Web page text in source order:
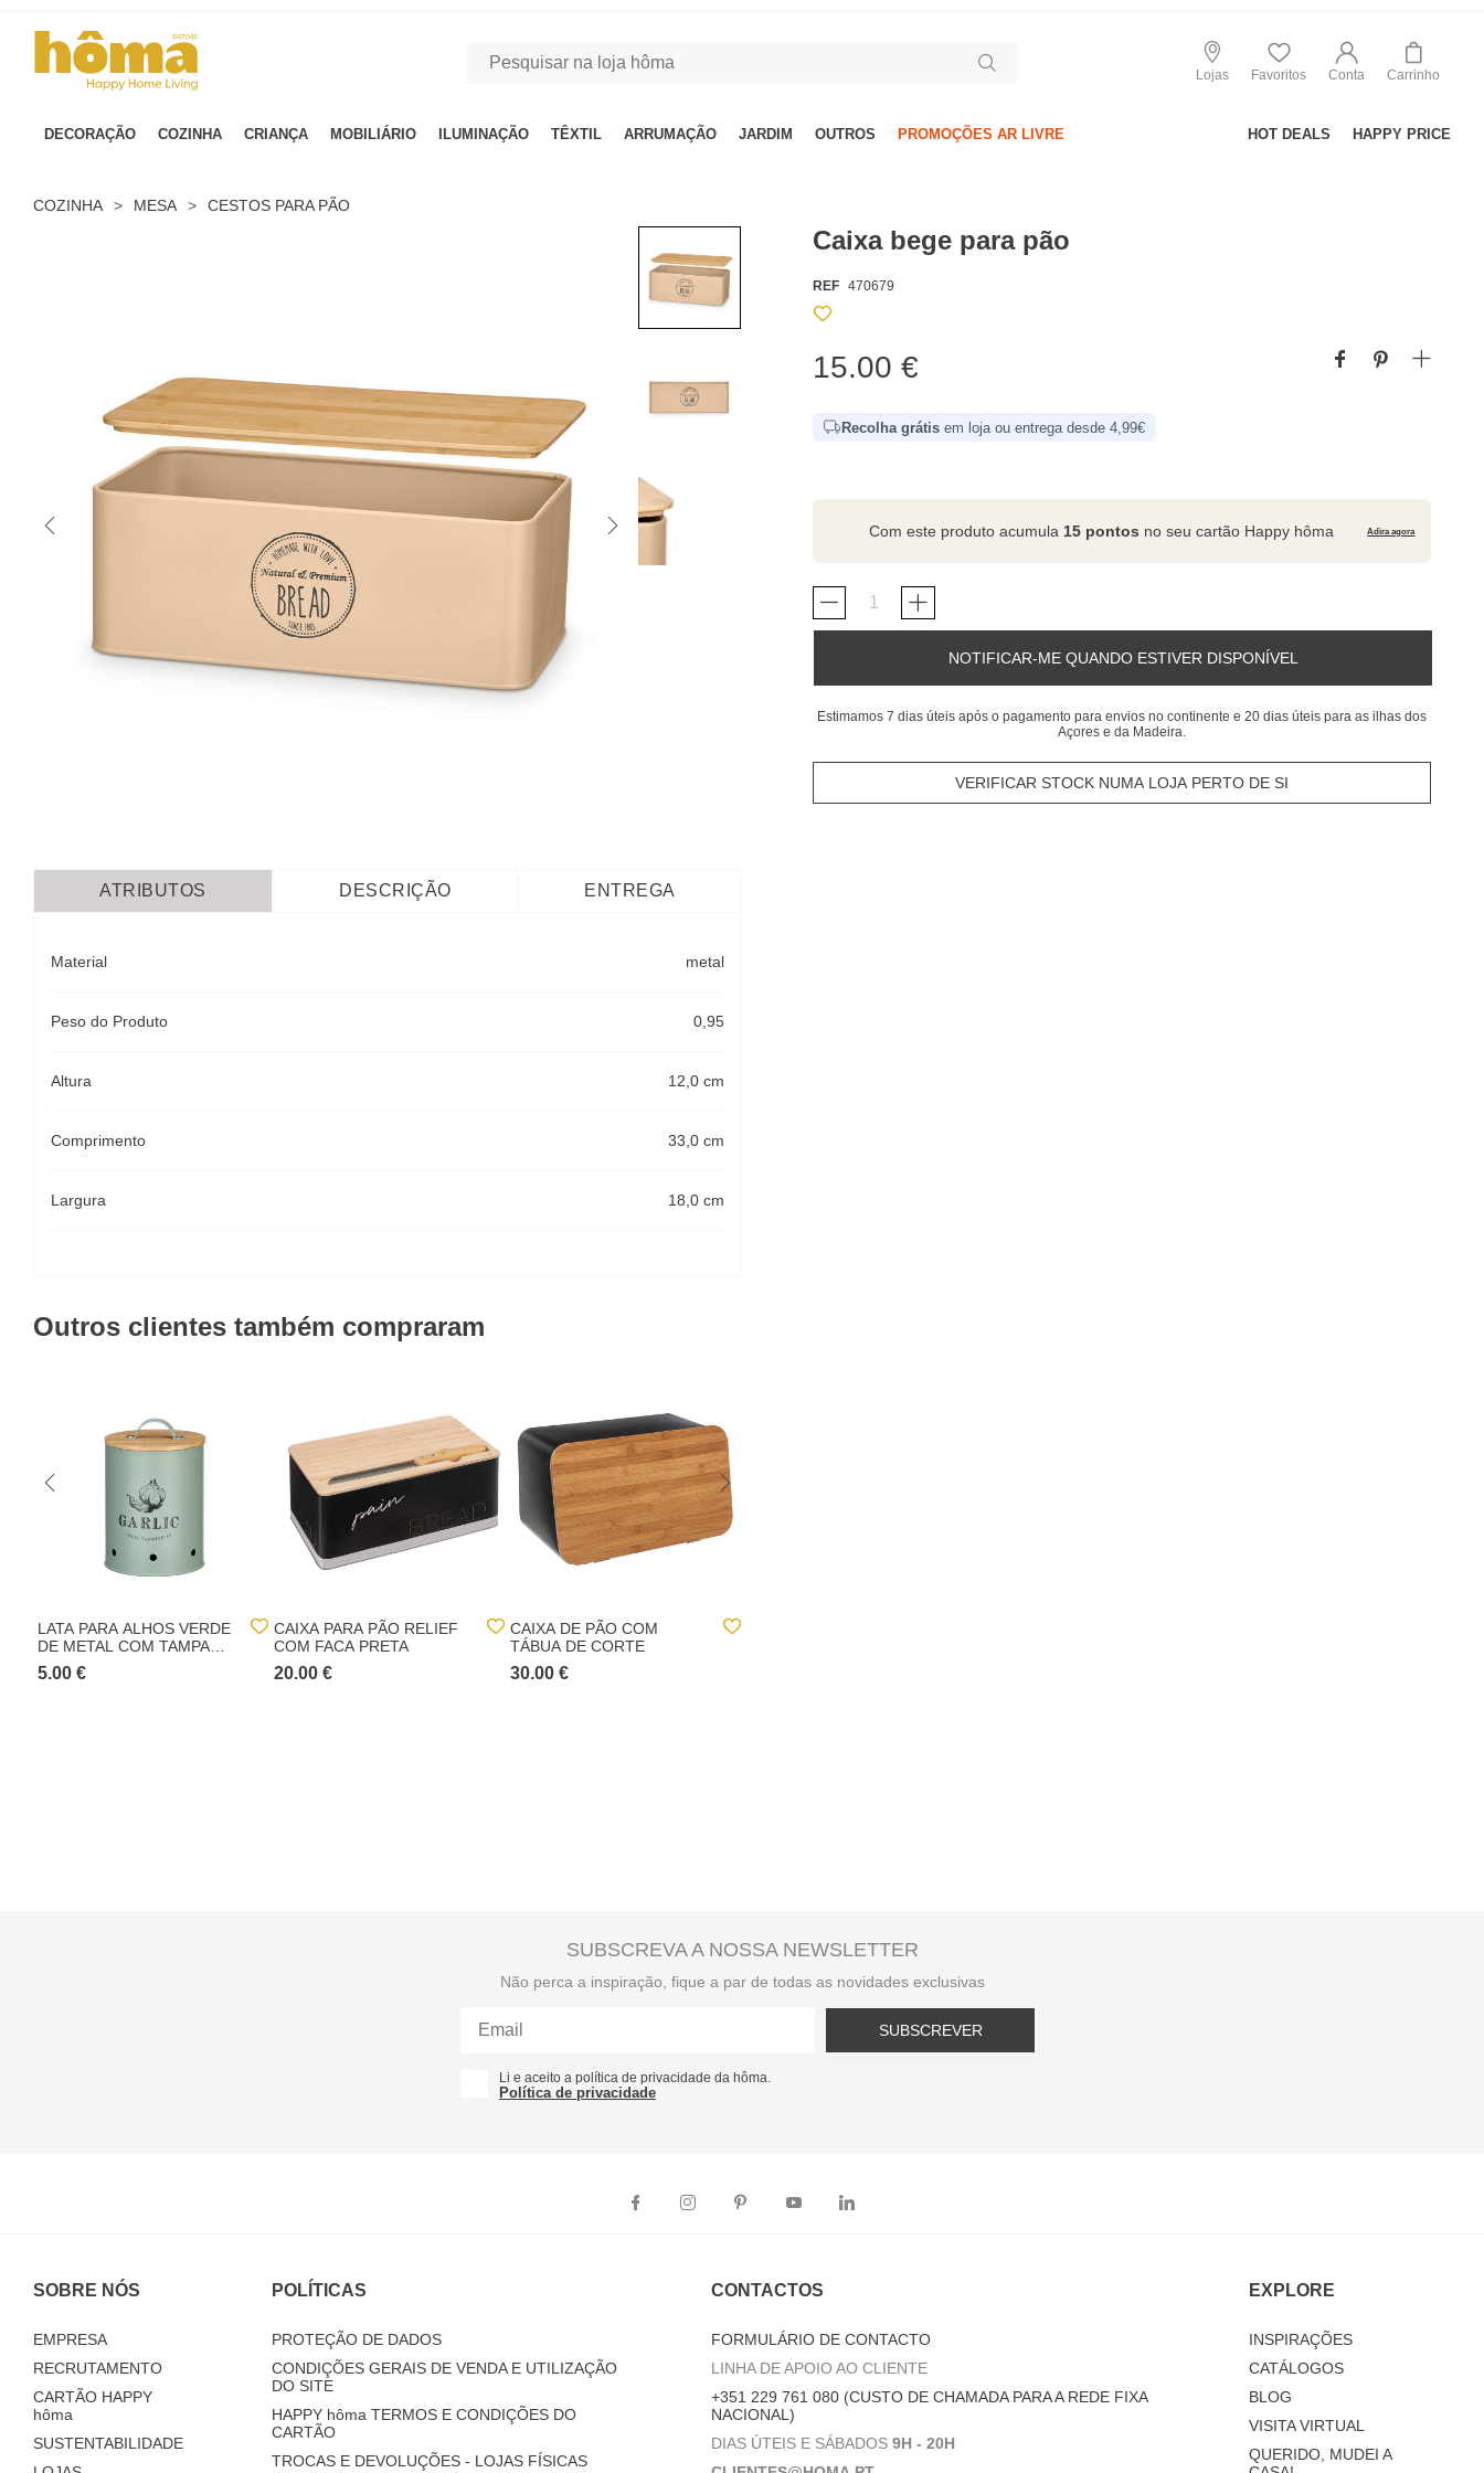
Lojas Favoritos Conta Carrinho
DECORAÇÃO COZINHA CRIANÇA MOBILIÁRIO ILUMINAÇÃO TÊXTIL ARRUMAÇÃO JARDIM OUTROS PROMOÇÕES AR LIVRE HOT DEALS HAPPY PRICE
COZINHA > MESA > CESTOS PARA PÃO
Caixa bege para pão
REF 470679
15.00 €
Recolha grátis em loja ou entrega desde 4,99€
Com este produto acumula 15 pontos no seu cartão Happy hôma Adira agora
NOTIFICAR-ME QUANDO ESTIVER DISPONÍVEL
Estimamos 7 dias úteis após o pagamento para envios no continente e 20 dias úteis para as ilhas dos
Açores e da Madeira.
VERIFICAR STOCK NUMA LOJA PERTO DE SI
ATRIBUTOS DESCRIÇÃO ENTREGA
Material metal
Peso do Produto 0,95
Altura 12,0 cm
Comprimento 33,0 cm
Largura 18,0 cm
Outros clientes também compraram
LATA PARA ALHOS VERDE
DE METAL COM TAMPA
BAMBU
5.00 €
CAIXA PARA PÃO RELIEF
COM FACA PRETA
20.00 €
CAIXA DE PÃO COM
TÁBUA DE CORTE
30.00 €
SUBSCREVA A NOSSA NEWSLETTER
Não perca a inspiração, fique a par de todas as novidades exclusivas
SUBSCREVER
Li e aceito a política de privacidade da hôma.
Política de privacidade
SOBRE NÓS
EMPRESA
RECRUTAMENTO
CARTÃO HAPPY
hôma
SUSTENTABILIDADE
POLÍTICAS
PROTEÇÃO DE DADOS
CONDIÇÕES GERAIS DE VENDA E UTILIZAÇÃO
DO SITE
HAPPY hôma TERMOS E CONDIÇÕES DO
CARTÃO
TROCAS E DEVOLUÇÕES - LOJAS FÍSICAS
CONTACTOS
FORMULÁRIO DE CONTACTO
LINHA DE APOIO AO CLIENTE
+351 229 761 080 (CUSTO DE CHAMADA PARA A REDE FIXA
NACIONAL)
DIAS ÚTEIS E SÁBADOS 9H - 20H
EXPLORE
INSPIRAÇÕES
CATÁLOGOS
BLOG
VISITA VIRTUAL
QUERIDO, MUDEI A